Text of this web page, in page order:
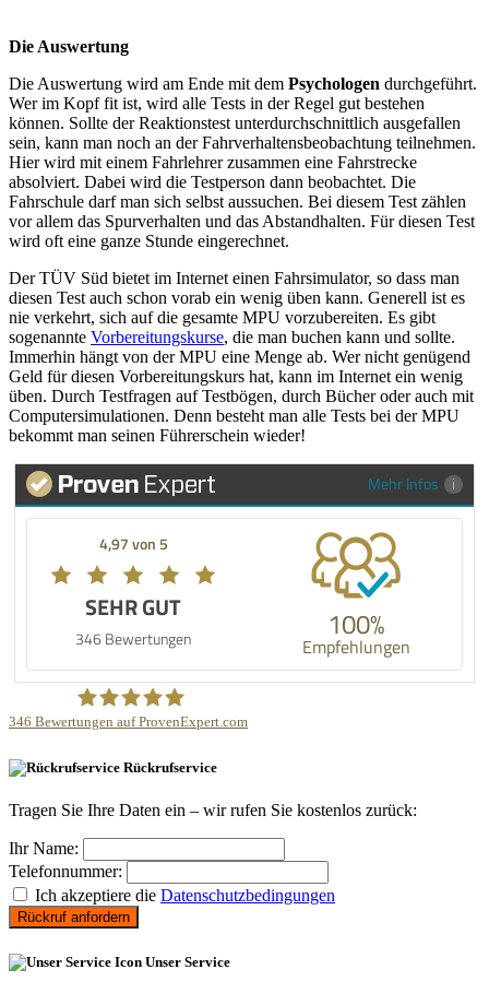
Die Auswertung
Die Auswertung wird am Ende mit dem Psychologen durchgeführt.
Wer im Kopf fit ist, wird alle Tests in der Regel gut bestehen
können. Sollte der Reaktionstest unterdurchschnittlich ausgefallen
sein, kann man noch an der Fahrverhaltensbeobachtung teilnehmen.
Hier wird mit einem Fahrlehrer zusammen eine Fahrstrecke
absolviert. Dabei wird die Testperson dann beobachtet. Die
Fahrschule darf man sich selbst aussuchen. Bei diesem Test zählen
vor allem das Spurverhalten und das Abstandhalten. Für diesen Test
wird oft eine ganze Stunde eingerechnet.
Der TÜV Süd bietet im Internet einen Fahrsimulator, so dass man
diesen Test auch schon vorab ein wenig üben kann. Generell ist es
nie verkehrt, sich auf die gesamte MPU vorzubereiten. Es gibt
sogenannte Vorbereitungskurse, die man buchen kann und sollte.
Immerhin hängt von der MPU eine Menge ab. Wer nicht genügend
Geld für diesen Vorbereitungskurs hat, kann im Internet ein wenig
üben. Durch Testfragen auf Testbögen, durch Bücher oder auch mit
Computersimulationen. Denn besteht man alle Tests bei der MPU
bekommt man seinen Führerschein wieder!
Mehr Infos
4,97 von 5
SEHR GUT
346 Bewertungen 100%
Empfehlungen
MPU Beratung Verkühlen
346 Bewertungen auf ProvenExpert.com
Rückrufservice
Tragen Sie Ihre Daten ein – wir rufen Sie kostenlos zurück:
Ihr Name:
Telefonnummer:
Ich akzeptiere die Datenschutzbedingungen
Rückruf anfordern
Unser Service